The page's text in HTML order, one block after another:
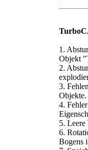
1.
Objekt
2.
3.
Objekte.
4.
5. Leere
6.
Bogens